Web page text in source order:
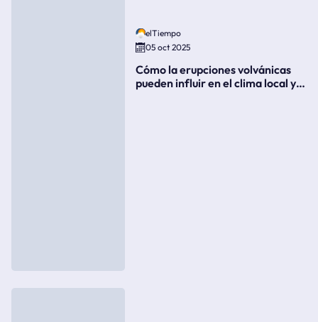
elTiempo
05 oct 2025
Cómo la erupciones volvánicas
pueden influir en el clima local y